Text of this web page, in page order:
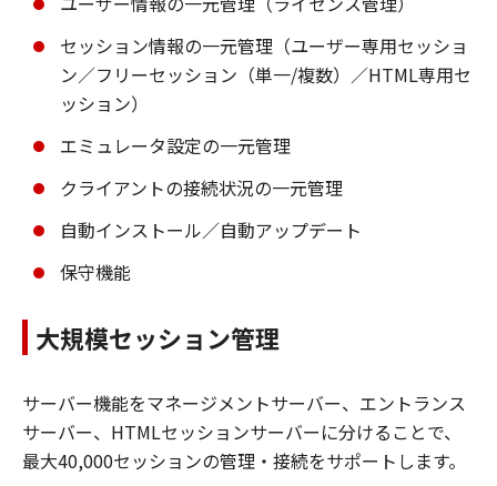
セッション情報の一元管理（ユーザー専用セッショ
ン／フリーセッション（単一/複数）／HTML専用セ
ッション）
エミュレータ設定の一元管理
クライアントの接続状況の一元管理
自動インストール／自動アップデート
保守機能
大規模セッション管理
サーバー機能をマネージメントサーバー、エントランス
サーバー、HTMLセッションサーバーに分けることで、
最大40,000セッションの管理・接続をサポートします。